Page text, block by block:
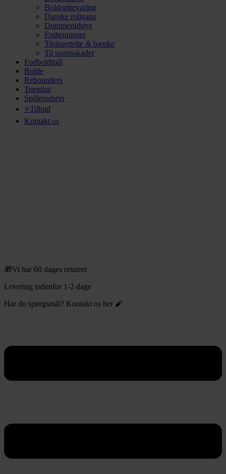
Boldopbevaring
Danske roligans
Dommerudstyr
Fodtennisnet
Tilskuertelte & bænke
Til sportsskader
Fodboldmål
Bolde
Rebounders
Træning
Spillerudstyr
⭐Tilbud
Kontakt os
🎁Vi har 60 dages returret
Levering indenfor 1-2 dage
Har du spørgsmål? Kontakt os her 🧨